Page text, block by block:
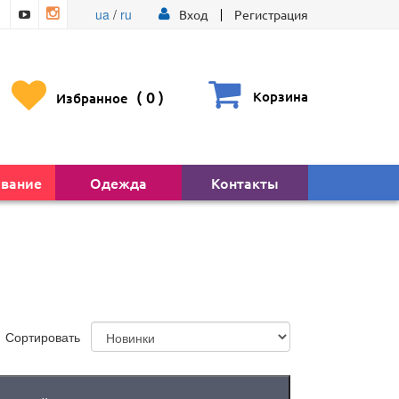
ua/ ru Вход Регистрация
Избранное ( 0) Корзина
Одежда Контакты
Сортировать